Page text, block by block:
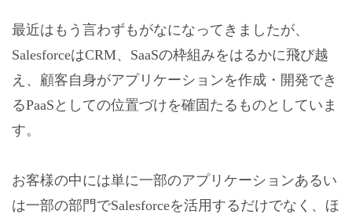
最近はもう言わずもがなになってきましたが、
SalesforceはCRM、SaaSの枠組みをはるかに飛び越
え、顧客自身がアプリケーションを作成・開発でき
るPaaSとしての位置づけを確固たるものとしていま
す。
お客様の中には単に一部のアプリケーションあるい
は一部の部門でSalesforceを活用するだけでなく、ほ